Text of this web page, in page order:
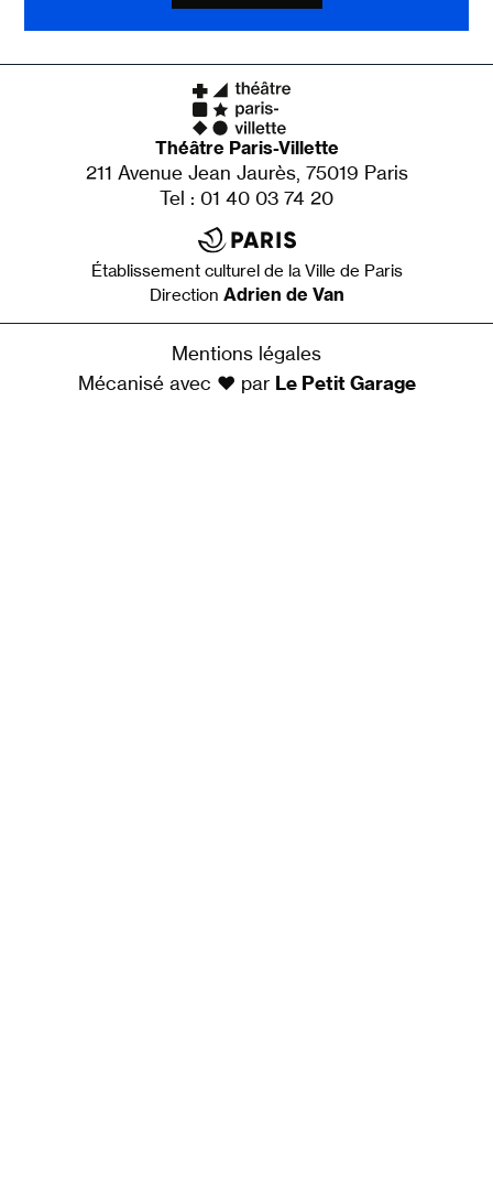
Théâtre Paris-Villette
211 Avenue Jean Jaurès, 75019 Paris
Tel : 01 40 03 74 20
Établissement culturel de la Ville de Paris
Direction Adrien de Van
Mentions légales
Mécanisé avec ♥ par Le Petit Garage